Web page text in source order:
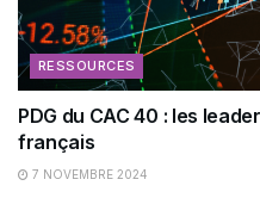
RESSOURCES
PDG du CAC 40 : les
français
7 NOVEMBRE 2024